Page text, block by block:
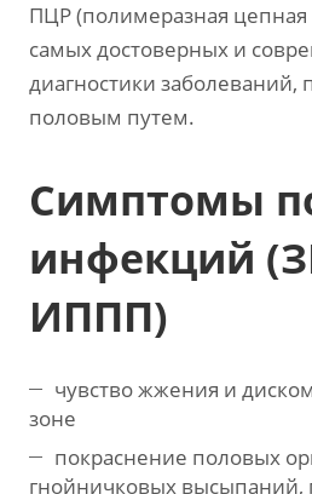
ПЦР (полимеразная
самых достоверных и
диагностики
половым путем.
Симптомы
инфекций
ИППП)
чувство жжения и
зоне
покраснение половых
гнойничковых высыпаний,